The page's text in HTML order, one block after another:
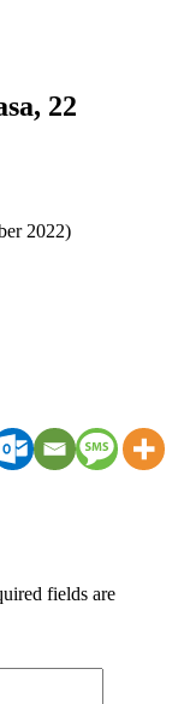
22
fields are